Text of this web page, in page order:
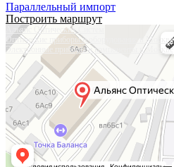
Параллельный импорт
Построить маршрут
Альянс Оптических Систем
Оптические приборы и оборудование в Москве
Электронные приборы и компоненты в Москве